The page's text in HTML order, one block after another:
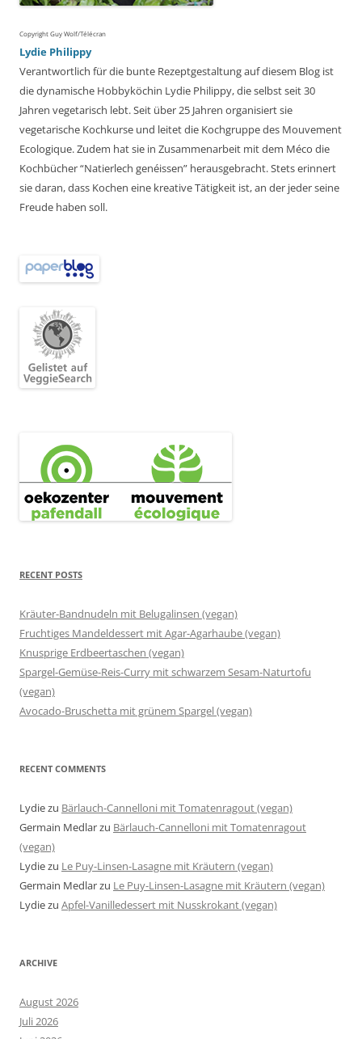
Copyright Guy Wolf/Télécran
Lydie Philippy
Verantwortlich für die bunte Rezeptgestaltung auf diesem Blog ist
die dynamische Hobbyköchin Lydie Philippy, die selbst seit 30
Jahren vegetarisch lebt. Seit über 25 Jahren organisiert sie
vegetarische Kochkurse und leitet die Kochgruppe des Mouvement
Ecologique. Zudem hat sie in Zusammenarbeit mit dem Méco die
Kochbücher “Natierlech genéissen” herausgebracht. Stets erinnert
sie daran, dass Kochen eine kreative Tätigkeit ist, an der jeder seine
Freude haben soll.
RECENT POSTS
Kräuter-Bandnudeln mit Belugalinsen (vegan)
Fruchtiges Mandeldessert mit Agar-Agarhaube (vegan)
Knusprige Erdbeertaschen (vegan)
Spargel-Gemüse-Reis-Curry mit schwarzem Sesam-Naturtofu
(vegan)
Avocado-Bruschetta mit grünem Spargel (vegan)
RECENT COMMENTS
Lydiezu Bärlauch-Cannelloni mit Tomatenragout (vegan)
Germain Medlarzu Bärlauch-Cannelloni mit Tomatenragout
(vegan)
Lydiezu Le Puy-Linsen-Lasagne mit Kräutern (vegan)
Germain Medlarzu Le Puy-Linsen-Lasagne mit Kräutern (vegan)
Lydiezu Apfel-Vanilledessert mit Nusskrokant (vegan)
ARCHIVE
August 2026
Juli 2026